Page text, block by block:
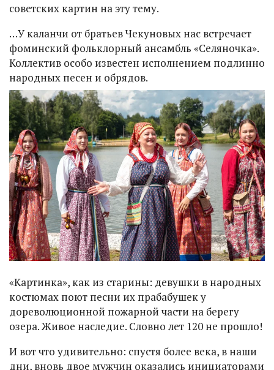
советских картин на эту тему.
…У каланчи от братьев Чекуновых нас встречает
фоминский фольклорный ансамбль «Селяночка».
Коллектив особо известен исполнением подлинно
народных песен и обрядов.
«Картинка», как из старины: девушки в народных
костюмах поют песни их прабабушек у
дореволюционной пожарной части на берегу
озера. Живое наследие. Словно лет 120 не прошло!
И вот что удивительно: спустя более века, в наши
дни, вновь двое мужчин оказались инициаторами